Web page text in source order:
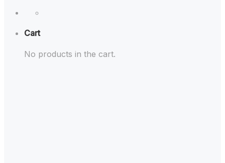
Cart
No products in the cart.